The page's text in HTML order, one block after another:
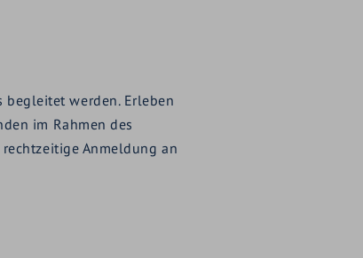
begleitet werden. Erleben
im Rahmen des
Anmeldung an